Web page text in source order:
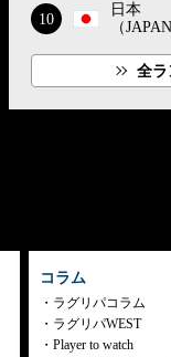
10
日本
（JAPAN
全ラ
コラム
ラグリパコラム
ラグリパWEST
Player to watch